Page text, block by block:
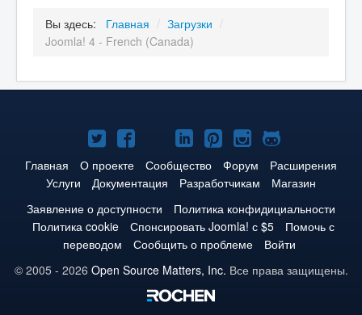
Вы здесь: Главная / Загрузки /
Joomla! 4 - French (Canada)
Joomla!
в
Твиттере
Joomla!
в
Facebook
Joomla!
в
YouTube
Joomla!
в
LinkedIn
Joomla!
в
Pinterest
Joomla!
в
Instagram
Joomla!
на
GitHub
Главная О проекте Сообщество Форум
Расширения
Услуги
Документация Разработчикам
Магазин
Заявление о доступности
Политика конфидициальности
Политика cookie
Спонсировать Joomla! с $5
Помочь с
переводом
Сообщить о проблеме
Войти
© 2005 - 2026 Open Source Matters, Inc. Все права защищены.